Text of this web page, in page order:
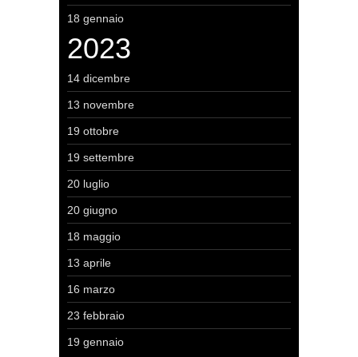
18 gennaio
2023
14 dicembre
13 novembre
19 ottobre
19 settembre
20 luglio
20 giugno
18 maggio
13 aprile
16 marzo
23 febbraio
19 gennaio